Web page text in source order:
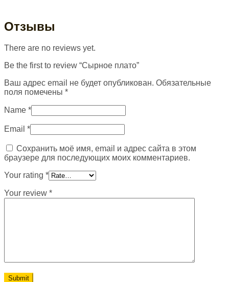
Отзывы
There are no reviews yet.
Be the first to review “Сырное плато”
Ваш адрес email не будет опубликован. Обязательные
поля помечены *
Name *
Email *
Сохранить моё имя, email и адрес сайта в этом
браузере для последующих моих комментариев.
Your rating *
Your review *